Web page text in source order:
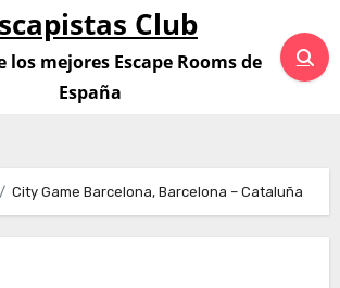
Club
los mejores Escape Rooms de
España
City Game Barcelona, Barcelona – Cataluña